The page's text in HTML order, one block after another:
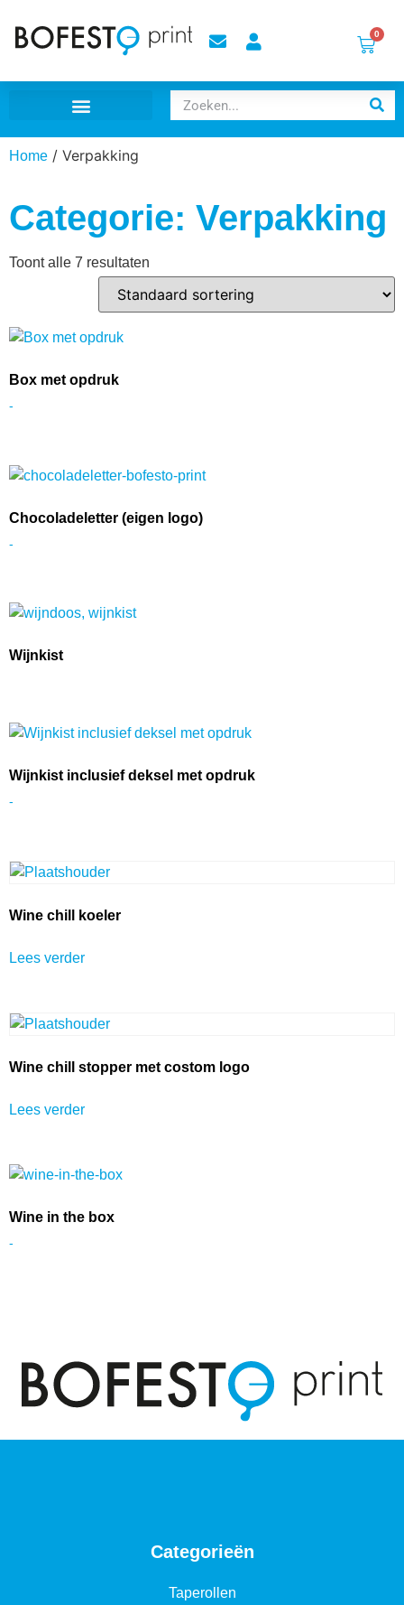
0
Home / Verpakking
Categorie: Verpakking
Toont alle 7 resultaten
Box met opdruk
-
Chocoladeletter (eigen logo)
-
Wijnkist
Wijnkist inclusief deksel met opdruk
-
Wine chill koeler
Lees verder
Wine chill stopper met costom logo
Lees verder
Wine in the box
-
Categorieën
Taperollen